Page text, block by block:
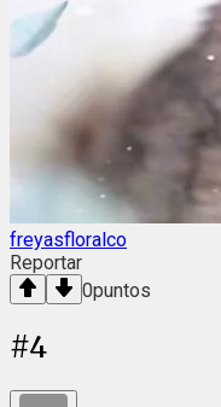
freyasfloralco
Reportar
0puntos
#4